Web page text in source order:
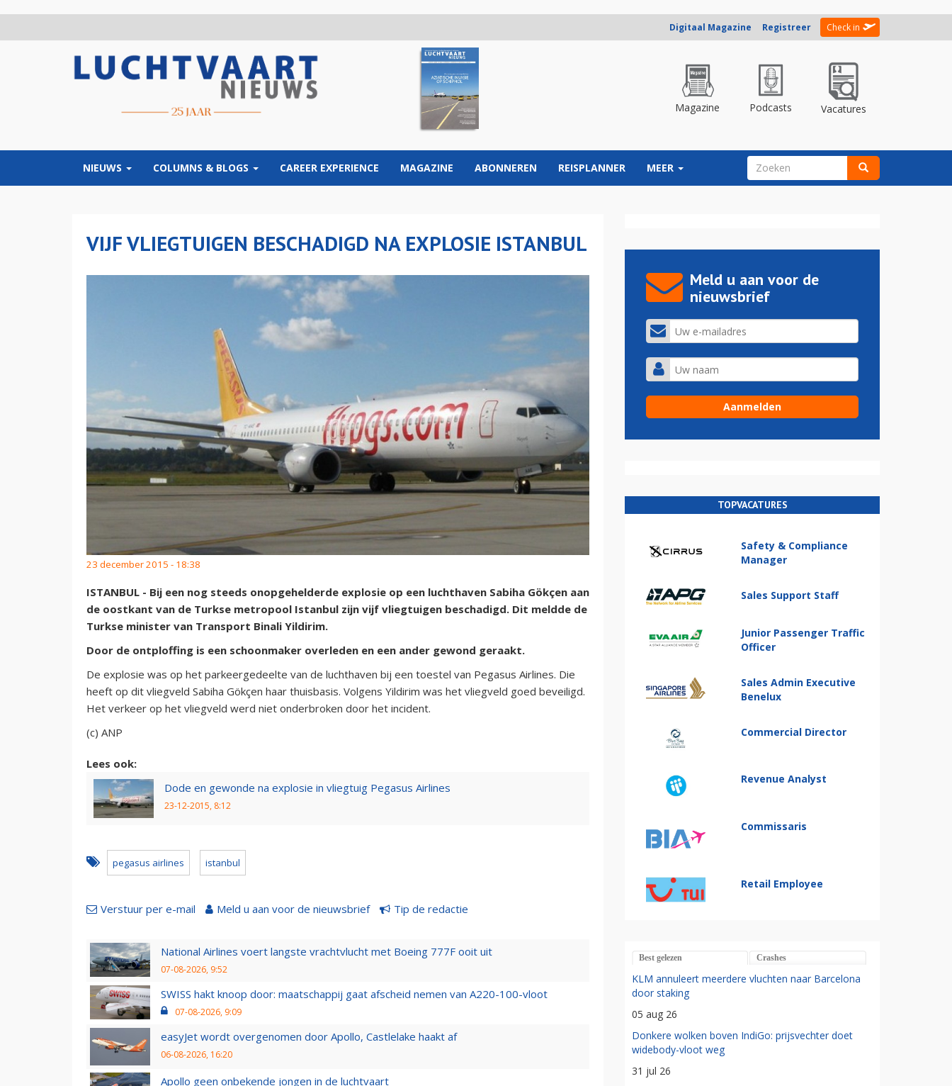
Digitaal Magazine Registreer Check in
Magazine Podcasts Vacatures
NIEUWS COLUMNS & BLOGS CAREER EXPERIENCE MAGAZINE ABONNEREN REISPLANNER MEER ZOEKVELD
VIJF VLIEGTUIGEN BESCHADIGD NA EXPLOSIE ISTANBUL
23 december 2015 - 18:38
ISTANBUL - Bij een nog steeds onopgehelderde explosie op een luchthaven Sabiha Gökçen aan
de oostkant van de Turkse metropool Istanbul zijn vijf vliegtuigen beschadigd. Dit meldde de
Turkse minister van Transport Binali Yildirim.
Door de ontploffing is een schoonmaker overleden en een ander gewond geraakt.
De explosie was op het parkeergedeelte van de luchthaven bij een toestel van Pegasus Airlines. Die
heeft op dit vliegveld Sabiha Gökçen haar thuisbasis. Volgens Yildirim was het vliegveld goed beveiligd.
Het verkeer op het vliegveld werd niet onderbroken door het incident.
(c) ANP
Lees ook:
Dode en gewonde na explosie in vliegtuig Pegasus Airlines
23-12-2015, 8:12
pegasus airlines istanbul
Verstuur per e-mail Meld u aan voor de nieuwsbrief Tip de redactie
National Airlines voert langste vrachtvlucht met Boeing 777F ooit uit
07-08-2026, 9:52
SWISS hakt knoop door: maatschappij gaat afscheid nemen van A220-100-vloot
07-08-2026, 9:09
easyJet wordt overgenomen door Apollo, Castlelake haakt af
06-08-2026, 16:20
Apollo geen onbekende jongen in de luchtvaart
Meld u aan voor de
nieuwsbrief
TOPVACATURES
Safety & Compliance
Manager
Sales Support Staff
Junior Passenger Traffic
Officer
Sales Admin Executive
Benelux
Commercial Director
Revenue Analyst
Commissaris
Retail Employee
Best gelezen Crashes
KLM annuleert meerdere vluchten naar Barcelona
door staking
05 aug 26
Donkere wolken boven IndiGo: prijsvechter doet
widebody-vloot weg
31 jul 26